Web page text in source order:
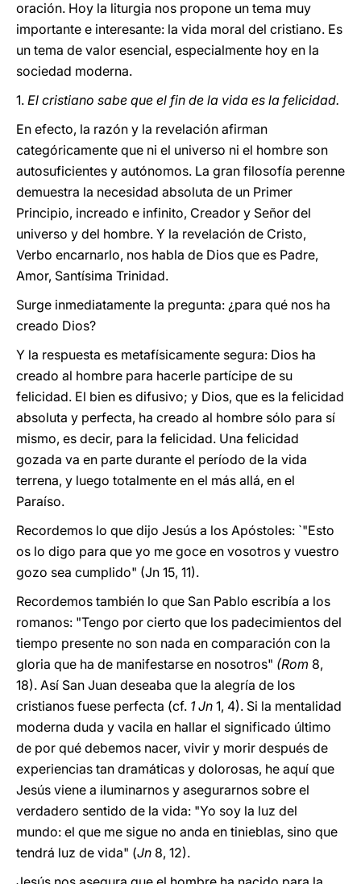
oración. Hoy la liturgia nos propone un tema muy
importante e interesante: la vida moral del cristiano. Es
un tema de valor esencial, especialmente hoy en la
sociedad moderna.
1. El cristiano sabe que el fin de la vida es la felicidad.
En efecto, la razón y la revelación afirman
categóricamente que ni el universo ni el hombre son
autosuficientes y autónomos. La gran filosofía perenne
demuestra la necesidad absoluta de un Primer
Principio, increado e infinito, Creador y Señor del
universo y del hombre. Y la revelación de Cristo,
Verbo encarnarlo, nos habla de Dios que es Padre,
Amor, Santísima Trinidad.
Surge inmediatamente la pregunta: ¿para qué nos ha
creado Dios?
Y la respuesta es metafísicamente segura: Dios ha
creado al hombre para hacerle partícipe de su
felicidad. El bien es difusivo; y Dios, que es la felicidad
absoluta y perfecta, ha creado al hombre sólo para sí
mismo, es decir, para la felicidad. Una felicidad
gozada va en parte durante el período de la vida
terrena, y luego totalmente en el más allá, en el
Paraíso.
Recordemos lo que dijo Jesús a los Apóstoles: `"Esto
os lo digo para que yo me goce en vosotros y vuestro
gozo sea cumplido" (Jn 15, 11).
Recordemos también lo que San Pablo escribía a los
romanos: "Tengo por cierto que los padecimientos del
tiempo presente no son nada en comparación con la
gloria que ha de manifestarse en nosotros" (Rom 8,
18). Así San Juan deseaba que la alegría de los
cristianos fuese perfecta (cf. 1 Jn 1, 4). Si la mentalidad
moderna duda y vacila en hallar el significado último
de por qué debemos nacer, vivir y morir después de
experiencias tan dramáticas y dolorosas, he aquí que
Jesús viene a iluminarnos y asegurarnos sobre el
verdadero sentido de la vida: "Yo soy la luz del
mundo: el que me sigue no anda en tinieblas, sino que
tendrá luz de vida" (Jn 8, 12).